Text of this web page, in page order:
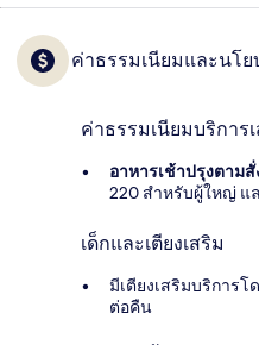
ค่าธรรมเนียมและนโย
ค่าธรรมเนียมบริการ
อาหารเช้าปรุงตามสั่
220 สำหรับผู้ใหญ่ แ
เด็กและเตียงเสริม
มีเตียงเสริมบริการโ
ต่อคืน